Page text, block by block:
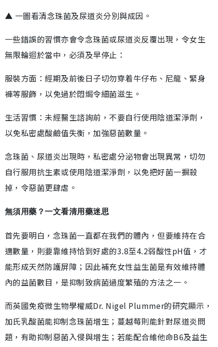
▲ 一圖看清念珠菌及尿道炎分別與成因。
一些錯誤的習慣亦會令念珠菌或尿道炎反覆出現，令女生
無限輪迴於當中，必須及早停止：
服裝方面：經期及前後日子切勿穿着牛仔布、尼龍、緊身
褲等服飾，以免過於悶焗令細菌滋生。
生活習慣：未經醫生諮詢前，不要自行使用陰道潔淨劑，
以免私密處酸鹼值失衡，加強惡菌數量。
念珠菌、尿道炎出現時，私密處分泌物會出現異常，切勿
自行服用抗生素或使用陰道潔淨劑，以免把好菌一摒殺
掉，令惡菌更肆虐。
無須用藥？一文看清用藥迷思
首先要明白，念珠菌一直都在我們的體內，但要維持在合
適數量，則要靠維持恰到好處的3.8至4.2弱酸性pH值，才
能形成天然防護屏障；因此補充女性益生菌是有效維持體
內的益菌數目，是抑制致病菌過度繁殖的方法之一。
而英國免疫微生物學權威Dr. Nigel Plummer的研究顯示，
加氏乳酸菌能抑制念珠菌增生；蔓越莓則能針對尿道炎問
題，有助抑制惡菌入侵與增生；若能配合維他命B6及益生